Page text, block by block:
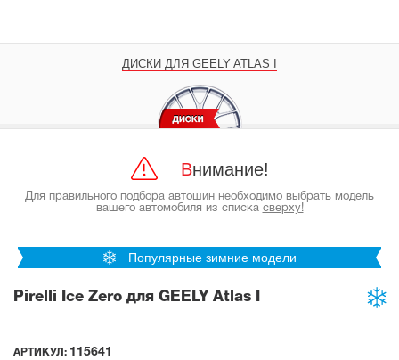
ДИСКИ ДЛЯ GEELY ATLAS I
Внимание!
Для правильного подбора автошин необходимо выбрать модель
вашего автомобиля из списка сверху!
Популярные зимние модели
Pirelli Ice Zero для GEELY Atlas I
АРТИКУЛ: 115641